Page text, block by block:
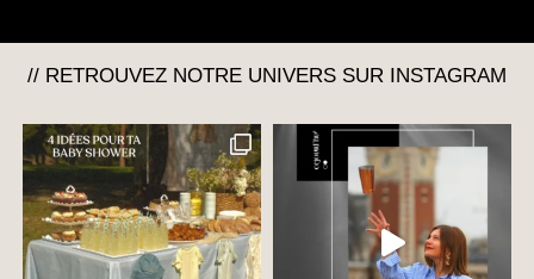
// RETROUVEZ NOTRE UNIVERS SUR INSTAGRAM